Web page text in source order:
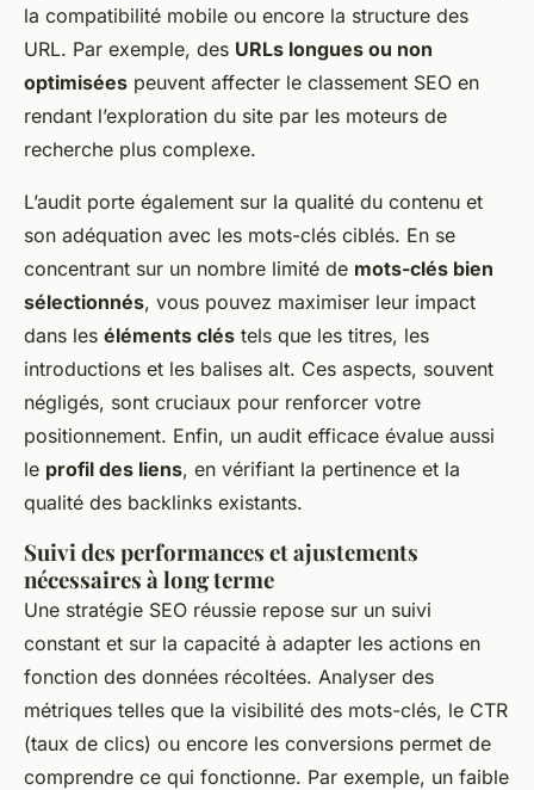
la compatibilité mobile ou encore la structure des
URL. Par exemple, des URLs longues ou non
optimisées peuvent affecter le classement SEO en
rendant l’exploration du site par les moteurs de
recherche plus complexe.
L’audit porte également sur la qualité du contenu et
son adéquation avec les mots-clés ciblés. En se
concentrant sur un nombre limité de mots-clés bien
sélectionnés, vous pouvez maximiser leur impact
dans les éléments clés tels que les titres, les
introductions et les balises alt. Ces aspects, souvent
négligés, sont cruciaux pour renforcer votre
positionnement. Enfin, un audit efficace évalue aussi
le profil des liens, en vérifiant la pertinence et la
qualité des backlinks existants.
Suivi des performances et ajustements
nécessaires à long terme
Une stratégie SEO réussie repose sur un suivi
constant et sur la capacité à adapter les actions en
fonction des données récoltées. Analyser des
métriques telles que la visibilité des mots-clés, le CTR
(taux de clics) ou encore les conversions permet de
comprendre ce qui fonctionne. Par exemple, un faible